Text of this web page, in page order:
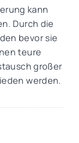
kann
Durch die
bevor sie
teure
großer
werden.